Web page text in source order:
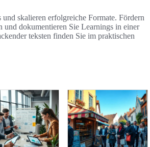
skalieren erfolgreiche Formate. Fördern
und dokumentieren Sie Learnings in einer
teksten finden Sie im praktischen